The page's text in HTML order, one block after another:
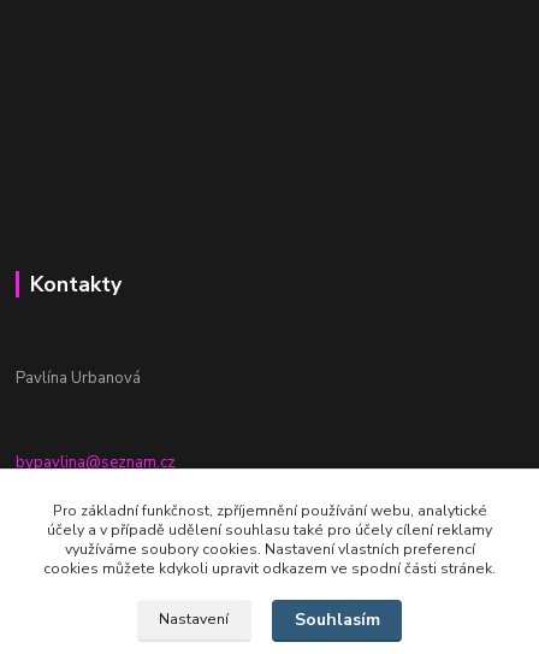
Kontakty
Pavlína Urbanová
bypavlina@seznam.cz
+420774917196
Fb stránka - By pavlina
Pro základní funkčnost, zpříjemnění používání webu, analytické
účely a v případě udělení souhlasu také pro účely cílení reklamy
využíváme soubory cookies. Nastavení vlastních preferencí
cookies můžete kdykoli upravit odkazem ve spodní části stránek.
Nastavení Souhlasím